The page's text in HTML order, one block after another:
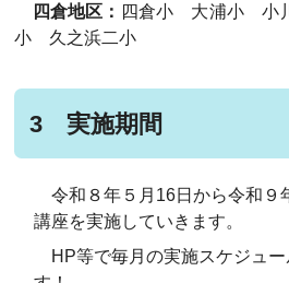
四倉地区： 四倉小 大浦小 小
小 久之浜二小
3 実施期間
令和８年５月16日から令和９
講座を実施していきます。
HP等で毎月の実施スケジュー